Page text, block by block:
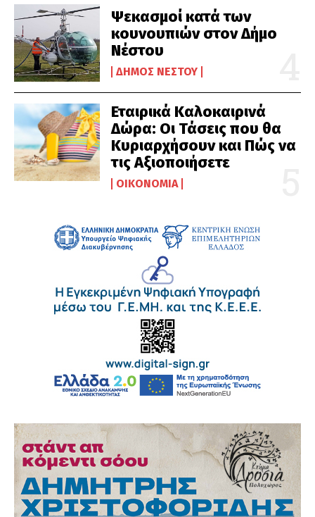
Ψεκασμοί κατά των
κουνουπιών στον Δήμο
Νέστου
ΔΉΜΟΣ ΝΈΣΤΟΥ
Εταιρικά Καλοκαιρινά
Δώρα: Οι Τάσεις που θα
Κυριαρχήσουν και Πώς να
τις Αξιοποιήσετε
ΟΙΚΟΝΟΜΊΑ